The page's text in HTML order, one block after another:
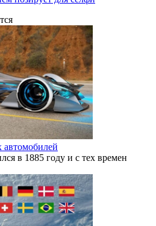
в 1885 году и с тех времен